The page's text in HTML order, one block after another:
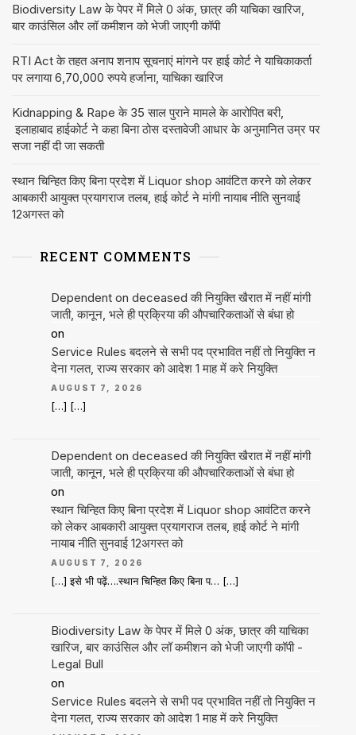
Biodiversity Law के पेपर में मिले 0 अंक, छात्र की याचिका खारिज,
बार काउंसिल और लॉ कमीशन को भेजी जाएगी कॉपी
RTI Act के तहत अनाप शनाप सूचनाएं मांगने पर हाई कोर्ट ने याचिकाकर्ता
पर लगाया 6,70,000 रुपये हर्जाना, याचिका खारिज
Kidnapping & Rape के 35 साल पुराने मामले के आरोपित बरी,
इलाहाबाद हाईकोर्ट ने कहा बिना ठोस दस्तावेजी आधार के अनुमानित उम्र पर
सजा नहीं दी जा सकती
स्थान चिन्हित किए बिना प्रदेश में Liquor shop आवंटित करने को लेकर
आबकारी आयुक्त प्रयागराज तलब, हाई कोर्ट ने मांगी नायाब नीति सुनवाई
12अगस्त को
RECENT COMMENTS
Dependent on deceased की नियुक्ति खैरात में नहीं मांगी
जाती, कानून, भले ही प्रक्रिया की औपचारिकताओं से बंधा हो
on
Service Rules बदलने से सभी पद प्रभावित नहीं तो नियुक्ति न
देना गलत, राज्य सरकार को आदेश 1 माह में करे नियुक्ति
AUGUST 7, 2026
[…] […]
Dependent on deceased की नियुक्ति खैरात में नहीं मांगी
जाती, कानून, भले ही प्रक्रिया की औपचारिकताओं से बंधा हो
on
स्थान चिन्हित किए बिना प्रदेश में Liquor shop आवंटित करने
को लेकर आबकारी आयुक्त प्रयागराज तलब, हाई कोर्ट ने मांगी
नायाब नीति सुनवाई 12अगस्त को
AUGUST 7, 2026
[…] इसे भी पढ़ें….स्थान चिन्हित किए बिना प… […]
Biodiversity Law के पेपर में मिले 0 अंक, छात्र की याचिका
खारिज, बार काउंसिल और लॉ कमीशन को भेजी जाएगी कॉपी -
Legal Bull
on
Service Rules बदलने से सभी पद प्रभावित नहीं तो नियुक्ति न
देना गलत, राज्य सरकार को आदेश 1 माह में करे नियुक्ति